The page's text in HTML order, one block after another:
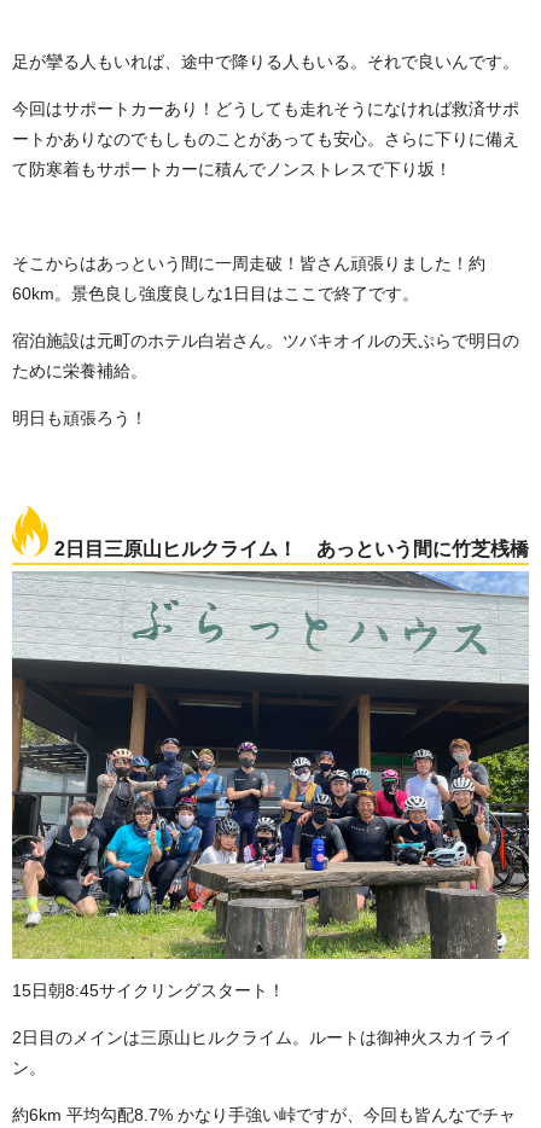
足が攣る人もいれば、途中で降りる人もいる。それで良いんです。
今回はサポートカーあり！どうしても走れそうになければ救済サポ
ートかありなのでもしものことがあっても安心。さらに下りに備え
て防寒着もサポートカーに積んでノンストレスで下り坂！
そこからはあっという間に一周走破！皆さん頑張りました！約
60km。景色良し強度良しな1日目はここで終了です。
宿泊施設は元町のホテル白岩さん。ツバキオイルの天ぷらで明日の
ために栄養補給。
明日も頑張ろう！
2日目三原山ヒルクライム！ あっという間に竹芝桟橋
15日朝8:45サイクリングスタート！
2日目のメインは三原山ヒルクライム。ルートは御神火スカイライ
ン。
約6km 平均勾配8.7% かなり手強い峠ですが、今回も皆んなでチャ